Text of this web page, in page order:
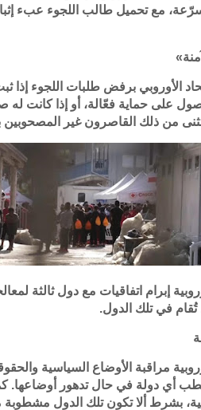
مع تحميل طالب اللجوء عبء
الأوروبي برفض طلبات اللجوء إذا
على حماية فعّالة، أو إذا كانت له
من ذلك القاصرون غير المصحوبين
إبرام اتفاقيات مع دول ثالثة
تُقام في تلك الدول.
مراقبة الأوضاع السياسية
شطب أي دولة في حال تدهور
بشرط ألا تكون تلك الدول مشطوبة